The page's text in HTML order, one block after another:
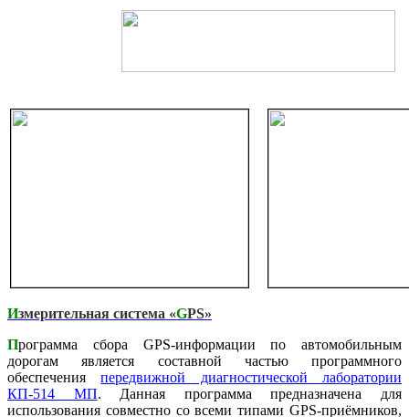
Измерительная система «GPS»
Программа сбора GPS-информации по автомобильным
дорогам является составной частью программного
обеспеченияпередвижной диагностической лаборатории
КП-514 МП. Данная программа предназначена для
использования совместно со всеми типами GPS-приёмников,